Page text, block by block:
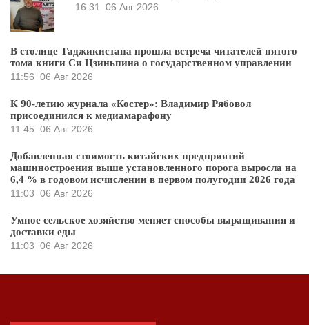
16:31 06 Авг 2026
В столице Таджикистана прошла встреча читателей пятого
тома книги Си Цзиньпина о государственном управлении
11:56 06 Авг 2026
К 90-летию журнала «Костер»: Владимир Рябовол
присоединился к медиамарафону
11:45 06 Авг 2026
Добавленная стоимость китайских предприятий
машиностроения выше установленного порога выросла на
6,4 % в годовом исчислении в первом полугодии 2026 года
11:03 06 Авг 2026
Умное сельское хозяйство меняет способы выращивания и
доставки еды
11:03 06 Авг 2026